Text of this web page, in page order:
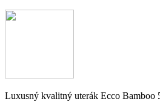
Luxusný kvalitný uterák Ecco Bamboo